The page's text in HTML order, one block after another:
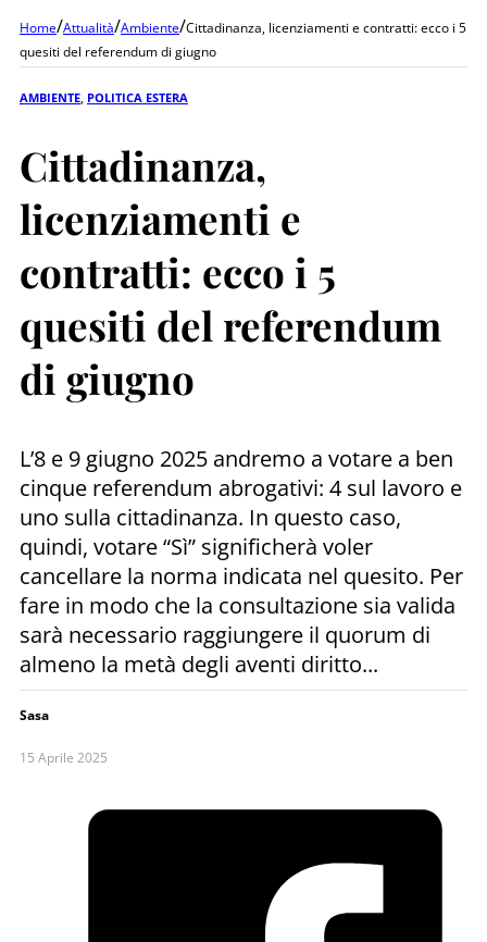
Home/Attualità/Ambiente/Cittadinanza, licenziamenti e contratti: ecco i 5
quesiti del referendum di giugno
AMBIENTE POLITICA ESTERA
Cittadinanza,
licenziamenti e
contratti: ecco i 5
quesiti del referendum
di giugno
L’8 e 9 giugno 2025 andremo a votare a ben
cinque referendum abrogativi: 4 sul lavoro e
uno sulla cittadinanza. In questo caso,
quindi, votare “Sì” significherà voler
cancellare la norma indicata nel quesito. Per
fare in modo che la consultazione sia valida
sarà necessario raggiungere il quorum di
almeno la metà degli aventi diritto...
Sasa
15 Aprile 2025